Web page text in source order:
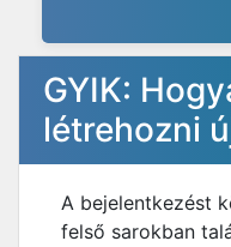
GYIK:
létrehozni
A bejelentkezést
felső sarokban